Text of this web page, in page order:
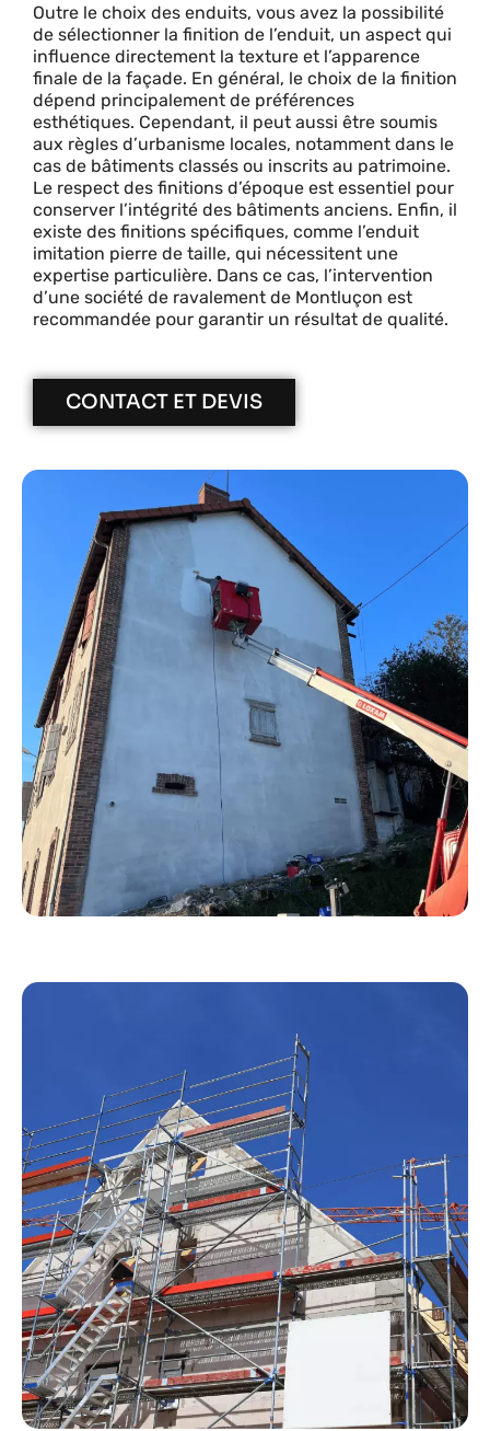
Outre le choix des enduits, vous avez la possibilité
de sélectionner la finition de l’enduit, un aspect qui
influence directement la texture et l’apparence
finale de la façade. En général, le choix de la finition
dépend principalement de préférences
esthétiques. Cependant, il peut aussi être soumis
aux règles d’urbanisme locales, notamment dans le
cas de bâtiments classés ou inscrits au patrimoine.
Le respect des finitions d’époque est essentiel pour
conserver l’intégrité des bâtiments anciens. Enfin, il
existe des finitions spécifiques, comme l’enduit
imitation pierre de taille, qui nécessitent une
expertise particulière. Dans ce cas, l’intervention
d’une société de ravalement de Montluçon est
recommandée pour garantir un résultat de qualité.
CONTACT ET DEVIS